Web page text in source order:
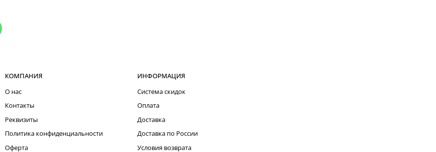
КОМПАНИЯ
О нас
Контакты
Реквизиты
Политика конфиденциальности
Оферта
ИНФОРМАЦИЯ
Система скидок
Оплата
Доставка
Доставка по России
Условия возврата